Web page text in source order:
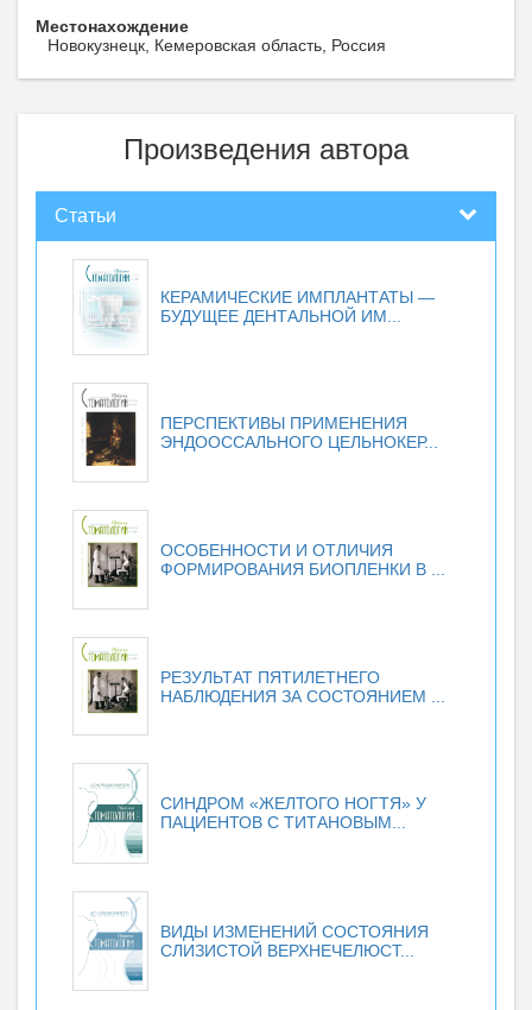
Местонахождение
Новокузнецк, Кемеровская область, Россия
Произведения автора
Статьи
КЕРАМИЧЕСКИЕ ИМПЛАНТАТЫ —
БУДУЩЕЕ ДЕНТАЛЬНОЙ ИМ...
ПЕРСПЕКТИВЫ ПРИМЕНЕНИЯ
ЭНДООССАЛЬНОГО ЦЕЛЬНОКЕР...
ОСОБЕННОСТИ И ОТЛИЧИЯ
ФОРМИРОВАНИЯ БИОПЛЕНКИ В ...
РЕЗУЛЬТАТ ПЯТИЛЕТНЕГО
НАБЛЮДЕНИЯ ЗА СОСТОЯНИЕМ ...
СИНДРОМ «ЖЕЛТОГО НОГТЯ» У
ПАЦИЕНТОВ С ТИТАНОВЫМ...
ВИДЫ ИЗМЕНЕНИЙ СОСТОЯНИЯ
СЛИЗИСТОЙ ВЕРХНЕЧЕЛЮСТ...